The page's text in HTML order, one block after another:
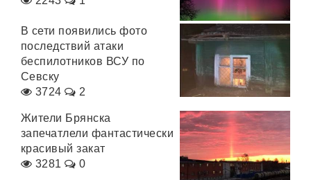
В сети появились фото
последствий атаки
беспилотников ВСУ по
Севску
3724
2
Жители Брянска
запечатлели фантастически
красивый закат
3281
0